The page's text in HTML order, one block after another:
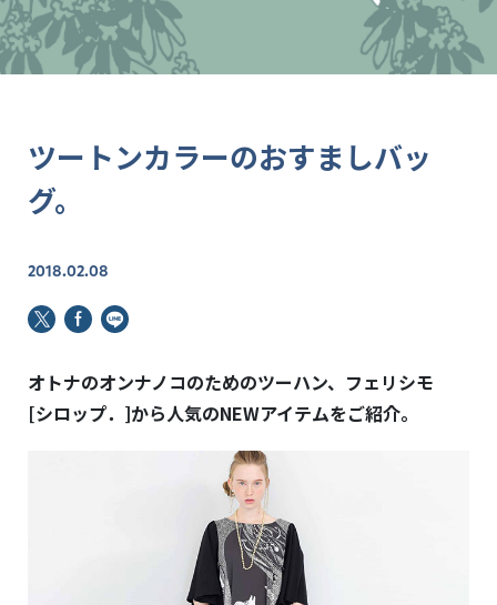
ツートンカラーのおすましバッ
グ。
2018.02.08
オトナのオンナノコのためのツーハン、フェリシモ
[シロップ．]から人気のNEWアイテムをご紹介。